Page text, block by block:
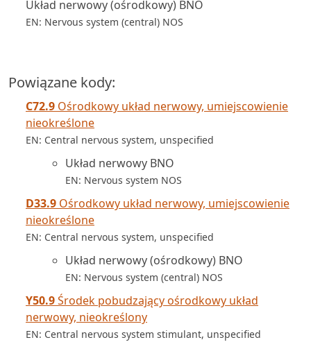
Układ nerwowy (ośrodkowy) BNO
EN: Nervous system (central) NOS
Powiązane kody:
C72.9 Ośrodkowy układ nerwowy, umiejscowienie
nieokreślone
EN: Central nervous system, unspecified
Układ nerwowy BNO
EN: Nervous system NOS
D33.9 Ośrodkowy układ nerwowy, umiejscowienie
nieokreślone
EN: Central nervous system, unspecified
Układ nerwowy (ośrodkowy) BNO
EN: Nervous system (central) NOS
Y50.9Środek pobudzający ośrodkowy układ
nerwowy, nieokreślony
EN: Central nervous system stimulant, unspecified